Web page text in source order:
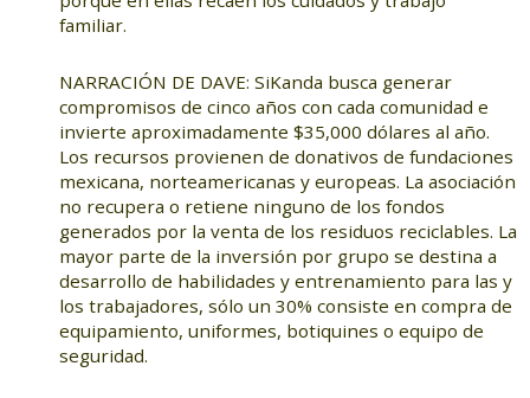
familiar.
NARRACIÓN DE DAVE: SiKanda busca generar
compromisos de cinco años con cada comunidad e
invierte aproximadamente $35,000 dólares al año.
Los recursos provienen de donativos de fundaciones
mexicana, norteamericanas y europeas. La asociación
no recupera o retiene ninguno de los fondos
generados por la venta de los residuos reciclables. La
mayor parte de la inversión por grupo se destina a
desarrollo de habilidades y entrenamiento para las y
los trabajadores, sólo un 30% consiste en compra de
equipamiento, uniformes, botiquines o equipo de
seguridad.